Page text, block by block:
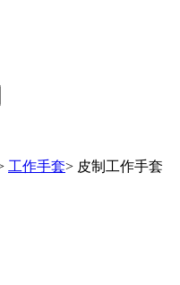
工作手套> 皮制工作手套